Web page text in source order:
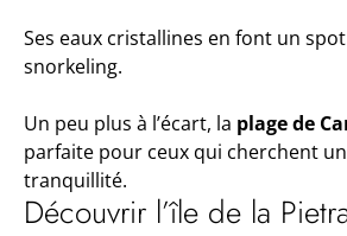
Ses eaux cristallines en font un
snorkeling.
Un peu plus à l’écart, la plage de
parfaite pour ceux qui cherchent
tranquillité.
Découvrir l’île de la